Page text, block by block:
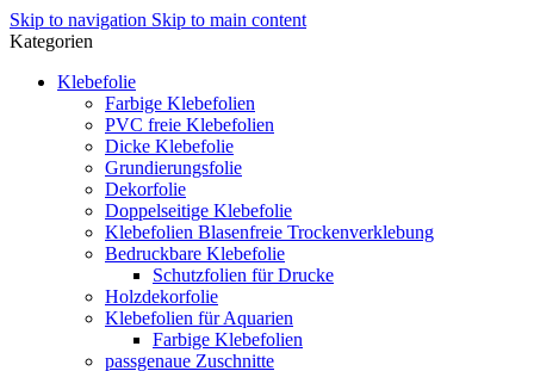
Skip to navigation Skip to main content
Kategorien
Klebefolie
Farbige Klebefolien
PVC freie Klebefolien
Dicke Klebefolie
Grundierungsfolie
Dekorfolie
Doppelseitige Klebefolie
Klebefolien Blasenfreie Trockenverklebung
Bedruckbare Klebefolie
Schutzfolien für Drucke
Holzdekorfolie
Klebefolien für Aquarien
Farbige Klebefolien
passgenaue Zuschnitte